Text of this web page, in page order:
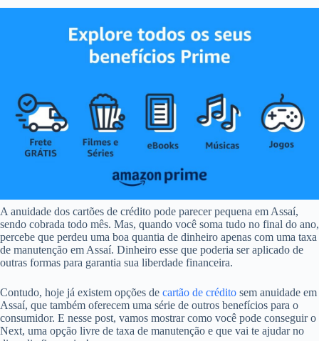
A anuidade dos cartões de crédito pode parecer pequena em Assaí,
sendo cobrada todo mês. Mas, quando você soma tudo no final do ano,
percebe que perdeu uma boa quantia de dinheiro apenas com uma taxa
de manutenção em Assaí. Dinheiro esse que poderia ser aplicado de
outras formas para garantia sua liberdade financeira.
Contudo, hoje já existem opções de cartão de crédito sem anuidade em
Assaí, que também oferecem uma série de outros benefícios para o
consumidor. E nesse post, vamos mostrar como você pode conseguir o
Next, uma opção livre de taxa de manutenção e que vai te ajudar no